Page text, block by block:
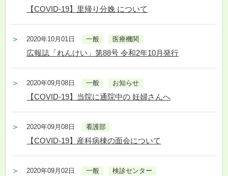
【COVID-19】里帰り分娩 について
2020年10月01日 一般 医療機関
広報誌「れんけい」第88号 令和2年10月発行
2020年09月08日 一般 お知らせ
【COVID-19】当院に通院中の 妊婦さんへ
2020年09月08日 看護部
【COVID-19】産科病棟の面会について
2020年09月02日 一般 検診センター